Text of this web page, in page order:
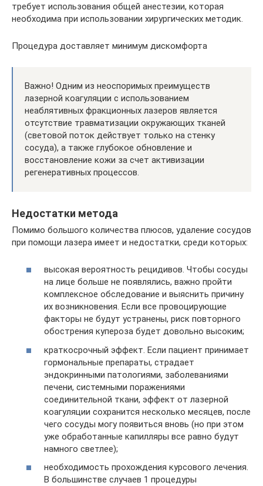
требует использования общей анестезии, которая
необходима при использовании хирургических методик.
Процедура доставляет минимум дискомфорта
Важно! Одним из неоспоримых преимуществ
лазерной коагуляции с использованием
неаблятивных фракционных лазеров является
отсутствие травматизации окружающих тканей
(световой поток действует только на стенку
сосуда), а также глубокое обновление и
восстановление кожи за счет активизации
регенеративных процессов.
Недостатки метода
Помимо большого количества плюсов, удаление сосудов
при помощи лазера имеет и недостатки, среди которых:
высокая вероятность рецидивов. Чтобы сосуды
на лице больше не появлялись, важно пройти
комплексное обследование и выяснить причину
их возникновения. Если все провоцирующие
факторы не будут устранены, риск повторного
обострения купероза будет довольно высоким;
краткосрочный эффект. Если пациент принимает
гормональные препараты, страдает
эндокринными патологиями, заболеваниями
печени, системными поражениями
соединительной ткани, эффект от лазерной
коагуляции сохранится несколько месяцев, после
чего сосуды могу появиться вновь (но при этом
уже обработанные капилляры все равно будут
намного светлее);
необходимость прохождения курсового лечения.
В большинстве случаев 1 процедуры